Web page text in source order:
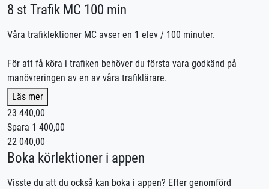
8 st Trafik MC 100 min
Våra trafiklektioner MC avser en 1 elev / 100 minuter.
För att få köra i trafiken behöver du första vara godkänd på
manövreringen av en av våra trafiklärare.
Detta för att säkerställa att du kan hantera motorcykeln på ett
säkert & korrekt sätt i trafiken.
Körkortstillstånd är krav för att få medverka på lektionen.
Lån av kläder ingår
Lån av skydd ingår
Lån av MC ingår
Läs mer
23 440,00
Spara 1 400,00
22 040,00
Boka körlektioner i appen
Visste du att du också kan boka i appen? Efter genomförd